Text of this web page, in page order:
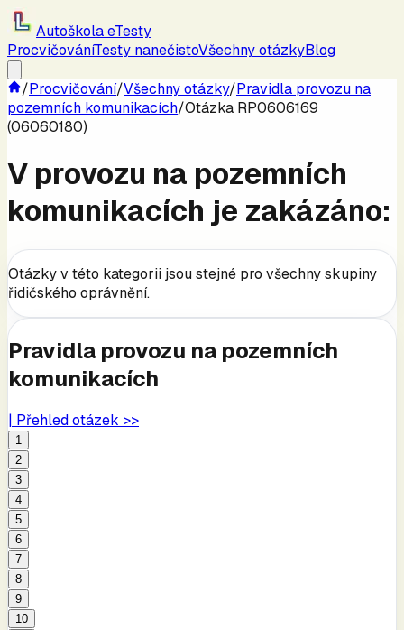
Autoškola eTesty
ProcvičováníTesty nanečistoVšechny otázkyBlog
/Procvičování/Všechny otázky/Pravidla provozu na
pozemních komunikacích/Otázka RP0606169
(06060180)
V provozu na pozemních
komunikacích je zakázáno:
Otázky v této kategorii jsou stejné pro všechny skupiny
řidičského oprávnění.
Pravidla provozu na pozemních
komunikacích
| Přehled otázek >>
1
2
3
4
5
6
7
8
9
10